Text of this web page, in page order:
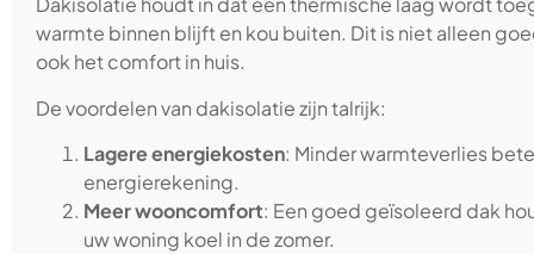
warmte binnen blijft en kou buiten. Dit is niet alleen
ook het comfort in huis.
De voordelen van dakisolatie zijn talrijk:
Lagere energiekosten: Minder warmteverlies
energierekening.
Meer wooncomfort: Een goed geïsoleerd dak
uw woning koel in de zomer.